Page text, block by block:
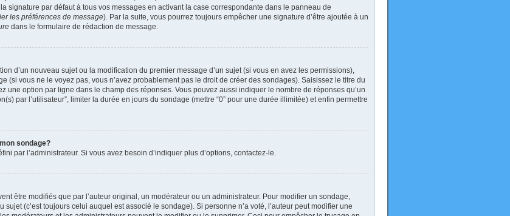
signature par défaut à tous vos messages en activant la case correspondante dans le panneau de
les préférences de message). Par la suite, vous pourrez toujours empêcher une signature d’être ajoutée à un
dans le formulaire de rédaction de message.
d’un nouveau sujet ou la modification du premier message d’un sujet (si vous en avez les permissions),
(si vous ne le voyez pas, vous n’avez probablement pas le droit de créer des sondages). Saisissez le titre du
une option par ligne dans le champ des réponses. Vous pouvez aussi indiquer le nombre de réponses qu’un
par l’utilisateur”, limiter la durée en jours du sondage (mettre “0” pour une durée illimitée) et enfin permettre
sondage?
par l’administrateur. Si vous avez besoin d’indiquer plus d’options, contactez-le.
être modifiés que par l’auteur original, un modérateur ou un administrateur. Pour modifier un sondage,
sujet (c’est toujours celui auquel est associé le sondage). Si personne n’a voté, l’auteur peut modifier une